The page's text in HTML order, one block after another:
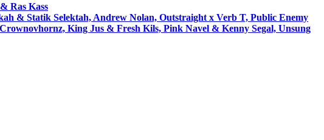
Ras Kass
& Statik Selektah, Andrew Nolan, Outstraight x Verb T, Public Enemy
King Jus & Fresh Kils, Pink Navel & Kenny Segal, Unsung